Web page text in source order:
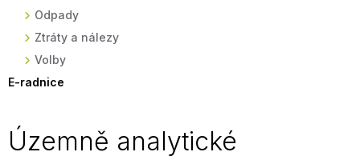
Odpady
Ztráty a nálezy
Volby
E-radnice
Územně analytické